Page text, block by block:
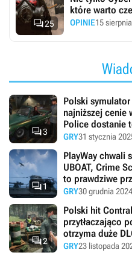
25
które warto
OPINIE15
3
Polski
najniższej cenie
Police dostanie
GRY31 stycznia
1
PlayWay chwali
UBOAT, Crime
to prawdziwe
GRY30 grudnia
2
Polski hit
przytłaczająco
otrzyma duże
GRY23 listopada